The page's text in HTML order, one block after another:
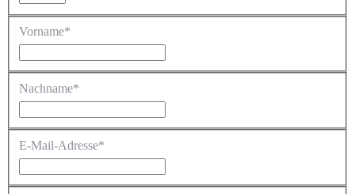
Vorname*
Nachname*
E-Mail-Adresse*